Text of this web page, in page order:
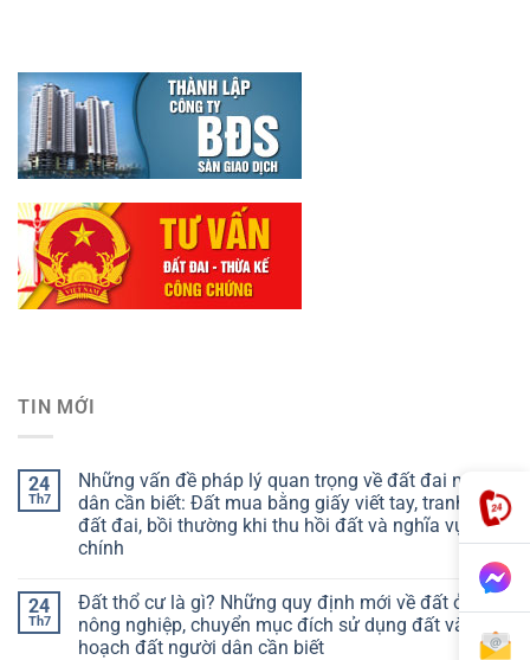
TIN MỚI
24
Th7
Những vấn đề pháp lý quan trọng về đất đai người
dân cần biết: Đất mua bằng giấy viết tay, tranh chấp
đất đai, bồi thường khi thu hồi đất và nghĩa vụ tài
chính
24
Th7
Đất thổ cư là gì? Những quy định mới về đất ở, đất
nông nghiệp, chuyển mục đích sử dụng đất và quy
hoạch đất người dân cần biết